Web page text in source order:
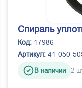
Спираль
Код: 17986
Артикул: 41-050-
В наличии 2